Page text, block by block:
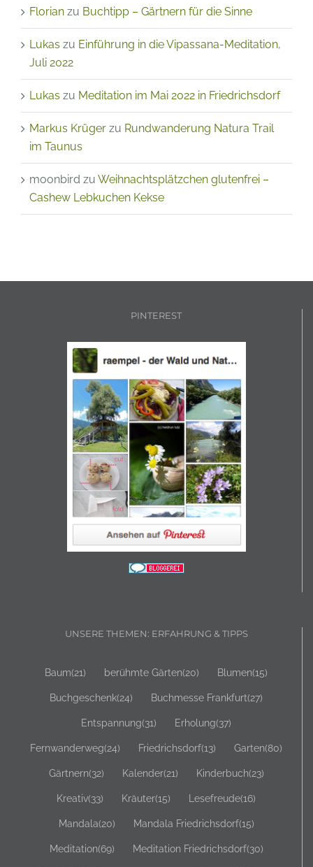
Florian zu Buchtipp – Gärtnern für die Sinne
Lukas zu Einführung in die Vipassana-Meditation,
Juli 2022
Lukas zu Meditation im Mai 2022 in Friedrichsdorf
Markus Krüger zu Rundwanderung Natura Trail
im Taunus
moonbird zu Weihnachtsplätzchen glutenfrei –
Cashew Lebkuchen Kekse
PINTEREST
UNSERE THEMEN: ERFAHRUNG & TIPPS
Baum(21) berühmte Gärten(20) Blumen(15)
Buchgeschenk(24) Buchmesse Frankfurt(27)
Entspannung(31) Erholung(37)
Fernwanderweg(24) Friedrichsdorf(13) Garten(80)
Gärtnern(32) Kalender(21) Kinderbuch(23)
Kreativ(33) Kräuter(15) Lesefreude(16)
Mandala(20) Mandala Friedrichsdorf(15)
Meditation(69) Meditation Friedrichsdorf(30)